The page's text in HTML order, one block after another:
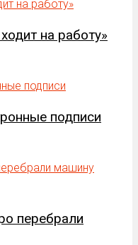
на работу»
подписи
перебрали